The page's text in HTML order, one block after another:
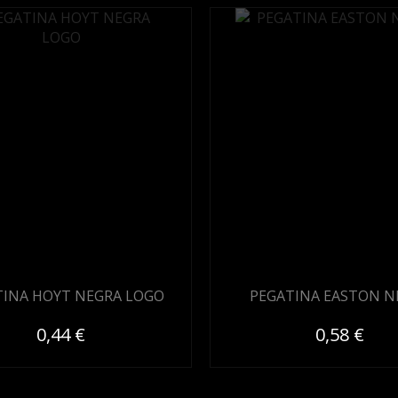
HOYT NEGRA LOGO
0,44 €
PEGATINA EASTON
0,58 €